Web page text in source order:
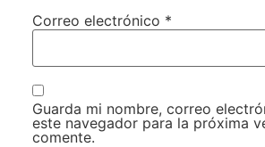
Correo electrónico *
Guarda mi nombre, correo
este navegador para la próxima
comente.